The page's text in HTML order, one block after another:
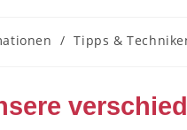
/ Tipps &